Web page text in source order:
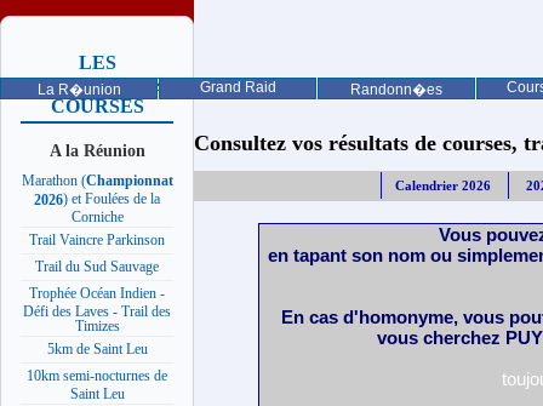
La R�union Grand Raid Randonn�es
LES
PROCHAINES
COURSES
A la Réunion
Marathon (Championnat
2026) et Foulées de la
Corniche
Trail Vaincre Parkinson
Trail du Sud Sauvage
Trophée Océan Indien -
Défi des Laves - Trail des
Timizes
5km de Saint Leu
10km semi-nocturnes de
Saint Leu
Consultez vos résultats de courses,
Calendrier 2026
Vous
en tapant son nom ou
En cas d'homonyme, vous
vous cherchez